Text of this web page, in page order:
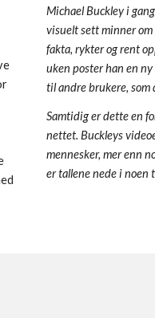
Michael Buckley i
visuelt sett minner
fakta, rykter og rent
uken poster han en
til andre brukere,
Samtidig er dette en
nettet. Buckleys
mennesker, mer enn
er tallene nede i noen